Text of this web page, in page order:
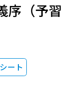
（予習
ート